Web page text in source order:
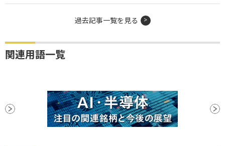
過去記事一覧を見る
関連用語一覧